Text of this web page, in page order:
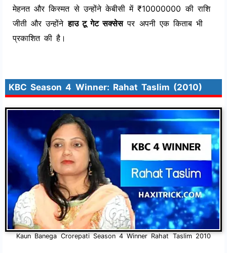
मेहनत और किस्मत से उन्होंने केबीसी में ₹10000000 की राशि
जीती और उन्होंनेहाउ टू गेट सक्सेसपर अपनी एक किताब भी
प्रकाशित की है।
KBC Season 4 Winner: Rahat Taslim (2010)
Kaun Banega Crorepati Season 4 Winner Rahat Taslim 2010